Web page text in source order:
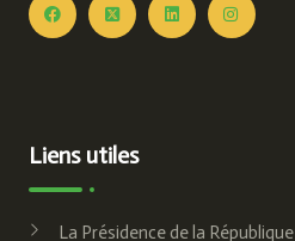
Liens utiles
La Présidence de la République